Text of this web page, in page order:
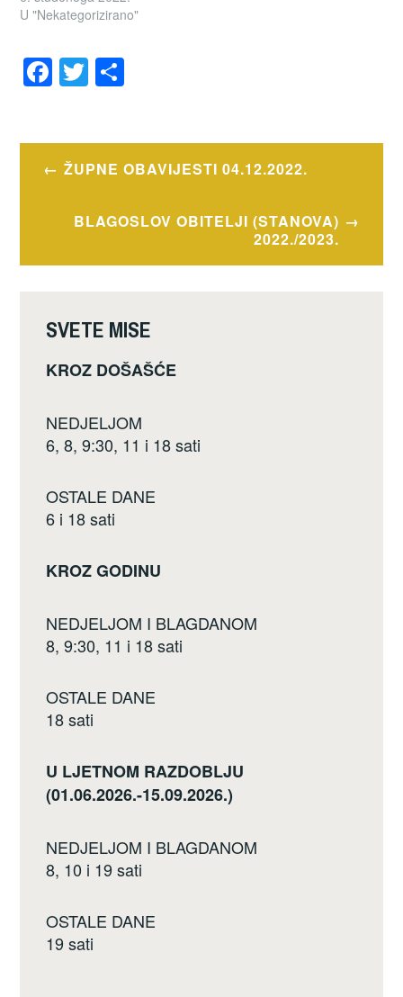
U "Nekategorizirano"
F
a
e
b
k
T
wi
er e
Navigacija
ŽUPNE OBAVIJESTI 04.12.2022.
BLAGOSLOV OBITELJI (STANOVA)
2022./2023.
SVETE MISE
KROZ DOŠAŠĆE
NEDJELJOM
6, 8, 9:30, 11 i 18 sati
OSTALE DANE
6 i 18 sati
KROZ GODINU
NEDJELJOM I BLAGDANOM
8, 9:30, 11 i 18 sati
OSTALE DANE
18 sati
U LJETNOM RAZDOBLJU
(01.06.2026.-15.09.2026.)
NEDJELJOM I BLAGDANOM
8, 10 i 19 sati
OSTALE DANE
19 sati